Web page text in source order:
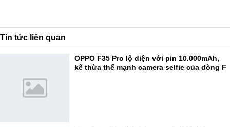
Tin tức liên quan
OPPO F35 Pro lộ diện với pin 10.000mAh,
kế thừa thế mạnh camera selfie của dòng F